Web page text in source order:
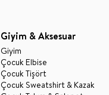
Giyim & Aksesuar
Giyim
Çocuk Elbise
Çocuk Tişört
Çocuk Sweatshirt & Kazak